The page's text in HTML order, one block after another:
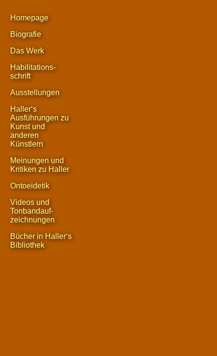
Homepage
Biografie
Das Werk
Habilitations-
schrift
Ausstellungen
Haller‘s
Ausführungen zu
Kunst und
anderen
Künstlern
Meinungen und
Kritiken zu Haller
Ontoeidetik
Videos und
Tonbandauf-
zeichnungen
Bücher in Haller‘s
Bibliothek